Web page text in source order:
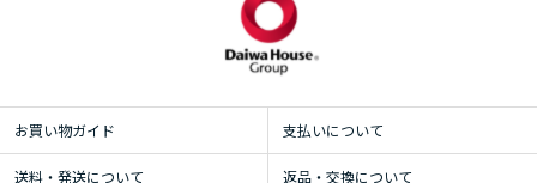
お買い物ガイド 支払いについて
送料・発送について 返品・交換について